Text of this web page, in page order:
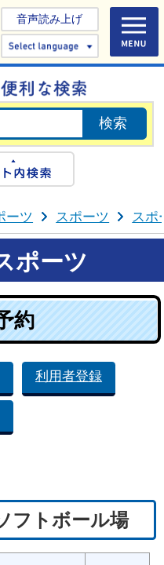
音声読み上げ
Select
検索
ーツ スポーツ スポ
ポーツ
約
利用者登録
フトボール場